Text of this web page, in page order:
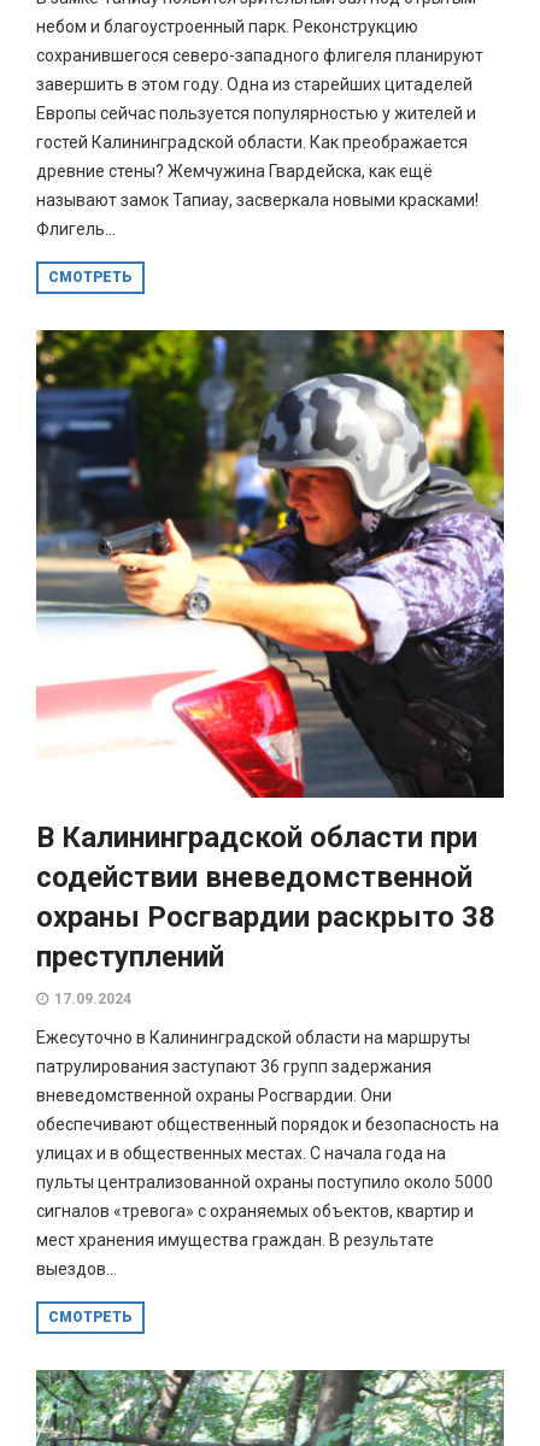
небом и благоустроенный парк. Реконструкцию
сохранившегося северо-западного флигеля планируют
завершить в этом году. Одна из старейших цитаделей
Европы сейчас пользуется популярностью у жителей и
гостей Калининградской области. Как преображается
древние стены? Жемчужина Гвардейска, как ещё
называют замок Тапиау, засверкала новыми красками!
Флигель...
СМОТРЕТЬ
В Калининградской области при
содействии вневедомственной
охраны Росгвардии раскрыто 38
преступлений
17.09.2024
Ежесуточно в Калининградской области на маршруты
патрулирования заступают 36 групп задержания
вневедомственной охраны Росгвардии. Они
обеспечивают общественный порядок и безопасность на
улицах и в общественных местах. С начала года на
пульты централизованной охраны поступило около 5000
сигналов «тревога» с охраняемых объектов, квартир и
мест хранения имущества граждан. В результате
выездов...
СМОТРЕТЬ